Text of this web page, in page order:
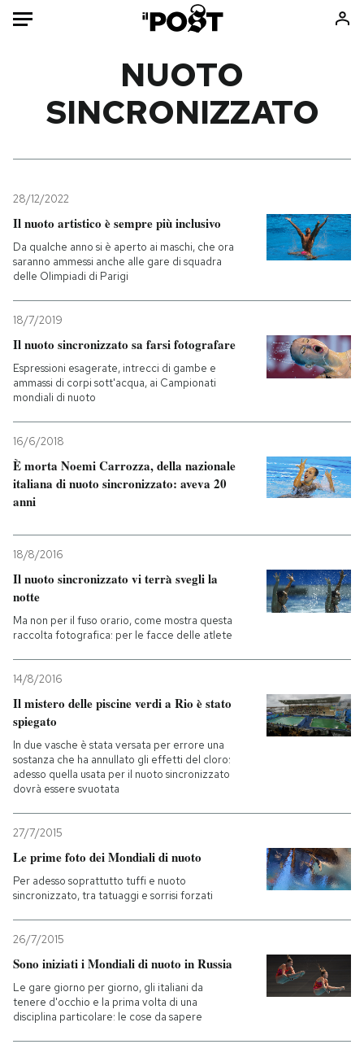
HOME
Mondo
Tecnologia
Internet
Scienza
Cultura
Economia
Sport
Libri
Ok Boomer!
Media
Altrecose
PODCAST
NEWSLETTER
I MIEI PREFERITI
SHOP
AREA PERSONALE
Entra
NUOTO
SINCRONIZZATO
28/12/2022
Il nuoto artistico è sempre più inclusivo
Da qualche anno si è aperto ai maschi, che ora
saranno ammessi anche alle gare di squadra
delle Olimpiadi di Parigi
18/7/2019
Il nuoto sincronizzato sa farsi fotografare
Espressioni esagerate, intrecci di gambe e
ammassi di corpi sott'acqua, ai Campionati
mondiali di nuoto
16/6/2018
È morta Noemi Carrozza, della nazionale
italiana di nuoto sincronizzato: aveva 20
anni
18/8/2016
Il nuoto sincronizzato vi terrà svegli la
notte
Ma non per il fuso orario, come mostra questa
raccolta fotografica: per le facce delle atlete
14/8/2016
Il mistero delle piscine verdi a Rio è stato
spiegato
In due vasche è stata versata per errore una
sostanza che ha annullato gli effetti del cloro:
adesso quella usata per il nuoto sincronizzato
dovrà essere svuotata
27/7/2015
Le prime foto dei Mondiali di nuoto
Per adesso soprattutto tuffi e nuoto
sincronizzato, tra tatuaggi e sorrisi forzati
26/7/2015
Sono iniziati i Mondiali di nuoto in Russia
Le gare giorno per giorno, gli italiani da
tenere d'occhio e la prima volta di una
disciplina particolare: le cose da sapere